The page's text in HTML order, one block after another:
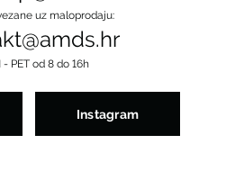
uz maloprodaju:
- PET od 8 do 16h
Instagram